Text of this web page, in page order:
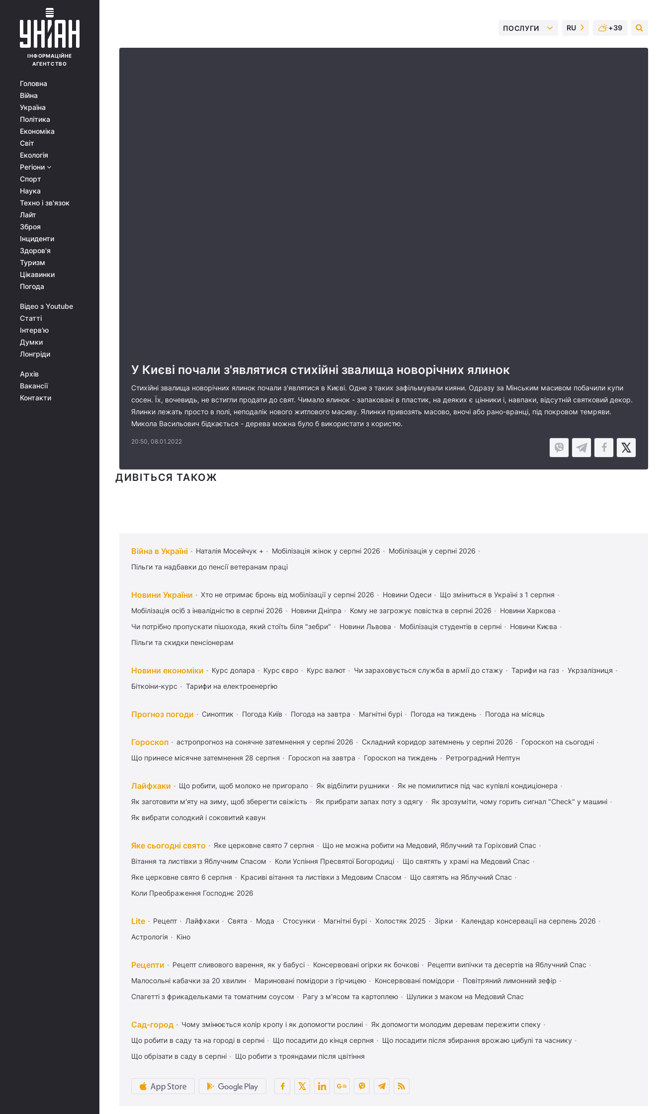
ІНФОРМАЦІЙНЕ
АГЕНТСТВО
Головна
Війна
Україна
Політика
Економіка
Світ
Екологія
Регіони
Спорт
Наука
Техно і зв'язок
Лайт
Зброя
Інциденти
Здоров'я
Туризм
Цікавинки
Погода
Відео з Youtube
Статті
Інтерв'ю
Думки
Лонгріди
Архів
Вакансії
Контакти
ПОСЛУГИ RU +39
У Києві почали з'являтися стихійні звалища новорічних ялинок
Стихійні звалища новорічних ялинок почали з'являтися в Києві. Одне з таких зафільмували кияни. Одразу за Мінським масивом побачили купи
сосен. Їх, вочевидь, не встигли продати до свят. Чимало ялинок - запаковані в пластик, на деяких є цінники і, навпаки, відсутній святковий декор.
Ялинки лежать просто в полі, неподалік нового житлового масиву. Ялинки привозять масово, вночі або рано-вранці, під покровом темряви.
Микола Васильович бідкається - дерева можна було б використати з користю.
20:50, 08.01.2022
ДИВІТЬСЯ ТАКОЖ
Війна в Україні Наталія Мосейчук + Мобілізація жінок у серпні 2026
Мобілізація у серпні 2026
Пільги та надбавки до пенсії ветеранам праці
Новини України Хто не отримає бронь від мобілізації у серпні 2026 Новини Одеси
Що зміниться в Україні з 1 серпня
Мобілізація осіб з інвалідністю в серпні 2026
Новини Дніпра Кому не загрожує повістка в серпні 2026
Новини Харкова
Чи потрібно пропускати пішохода, який стоїть біля "зебри"
Новини Львова Мобілізація студентів в серпні
Новини Києва
Пільги та скидки пенсіонерам
Новини економіки Курс долара Курс євро Курс валют Чи зараховується служба в армії до стажу Тарифи на газ
Укрзалізниця
Біткоіни-курс
Тарифи на електроенергію
Прогноз погоди Синоптик Погода Київ Погода на завтра Магнітні бурі Погода на тиждень Погода на місяць
Гороскоп астропрогноз на сонячне затемнення у серпні 2026 Складний коридор затемнень у серпні 2026
Гороскоп на сьогодні
Що принесе місячне затемнення 28 серпня
Гороскоп на завтра Гороскоп на тиждень Ретроградний Нептун
Лайфхаки Що робити, щоб молоко не пригорало Як відбілити рушники
Як не помилитися під час купівлі кондиціонера
Як заготовити м'яту на зиму, щоб зберегти свіжість
Як прибрати запах поту з одягу
Як зрозуміти, чому горить сигнал "Check" у машині
Як вибрати солодкий і соковитий кавун
Яке сьогодні свято Яке церковне свято 7 серпня
Що не можна робити на Медовий, Яблучний та Горіховий Спас
Вітання та листівки з Яблучним Спасом
Коли Успіння Пресвятої Богородиці
Що святять у храмі на Медовий Спас
Яке церковне свято 6 серпня
Красиві вітання та листівки з Медовим Спасом
Що святять на Яблучний Спас
Коли Преображення Господнє 2026
Lite Рецепт Лайфхаки Свята Мода Стосунки Магнітні бурі Холостяк 2025 Зірки
Календар консервації на серпень 2026
Астрологія
Кіно
Рецепти Рецепт сливового варення, як у бабусі Консервовані огірки як бочкові
Рецепти випічки та десертів на Яблучний Спас
Малосольні кабачки за 20 хвилин
Мариновані помідори з гірчицею Консервовані помідори
Повітряний лимонний зефір
Спагетті з фрикадельками та томатним соусом
Рагу з м'ясом та картоплею Шулики з маком на Медовий Спас
Сад-город Чому змінюється колір кропу і як допомогти рослині
Як допомогти молодим деревам пережити спеку
Що робити в саду та на городі в серпні
Що посадити до кінця серпня
Що посадити після збирання врожаю цибулі та часнику
Що обрізати в саду в серпні
Що робити з трояндами після цвітіння